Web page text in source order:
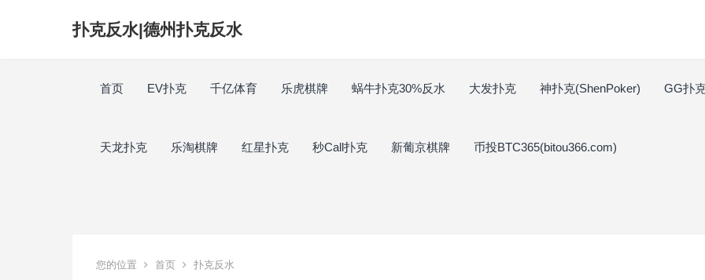
扑克反水|德州扑克反水
首页 EV扑克 千亿体育 乐虎棋牌 蜗牛扑克30%反水 大发扑克 神扑克(ShenPoker) GG扑
天龙扑克 乐淘棋牌 红星扑克 秒Call扑克 新葡京棋牌 币投BTC365(bitou366.com)
您的位置 首页 扑克反水